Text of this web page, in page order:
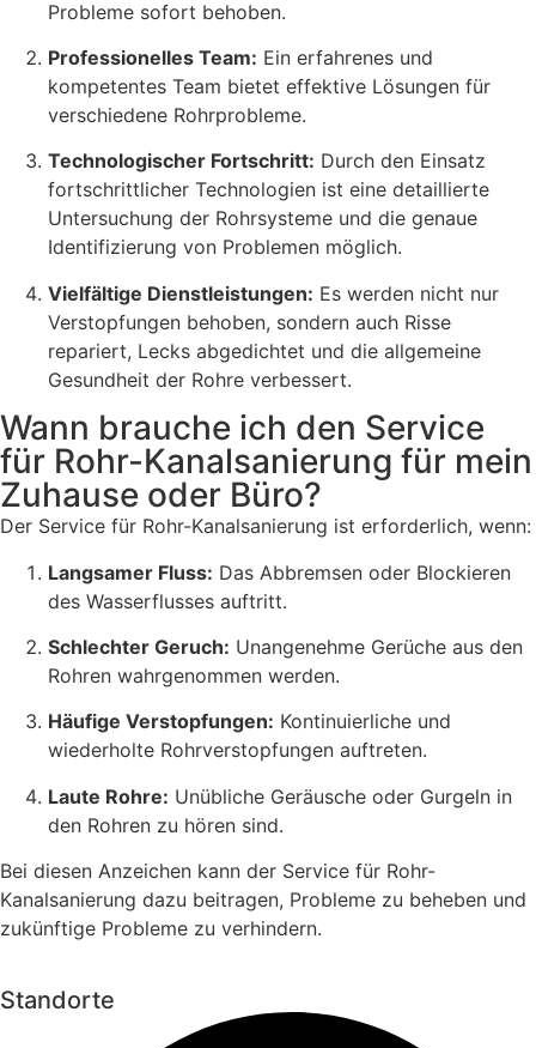
Probleme sofort behoben.
Professionelles Team: Ein erfahrenes und
kompetentes Team bietet effektive Lösungen für
verschiedene Rohrprobleme.
Technologischer Fortschritt: Durch den Einsatz
fortschrittlicher Technologien ist eine detaillierte
Untersuchung der Rohrsysteme und die genaue
Identifizierung von Problemen möglich.
Vielfältige Dienstleistungen: Es werden nicht nur
Verstopfungen behoben, sondern auch Risse
repariert, Lecks abgedichtet und die allgemeine
Gesundheit der Rohre verbessert.
Wann brauche ich den Service
für Rohr-Kanalsanierung für mein
Zuhause oder Büro?
Der Service für Rohr-Kanalsanierung ist erforderlich, wenn:
Langsamer Fluss: Das Abbremsen oder Blockieren
des Wasserflusses auftritt.
Schlechter Geruch: Unangenehme Gerüche aus den
Rohren wahrgenommen werden.
Häufige Verstopfungen: Kontinuierliche und
wiederholte Rohrverstopfungen auftreten.
Laute Rohre: Unübliche Geräusche oder Gurgeln in
den Rohren zu hören sind.
Bei diesen Anzeichen kann der Service für Rohr-
Kanalsanierung dazu beitragen, Probleme zu beheben und
zukünftige Probleme zu verhindern.
Standorte